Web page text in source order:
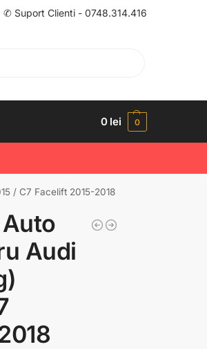
✆ Suport Clienti - 0748.314.416
0 lei 0
/ C7 Facelift 2015-2018
Audi